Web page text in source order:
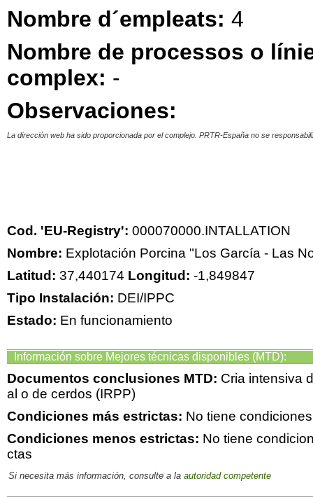
Nombre d´empleats: 4
Nombre de processos o
complex: -
Observaciones:
La dirección web ha sido proporcionada por el complejo. PRTR-España no se
Cod. 'EU-Registry': 000070000.INTALLATION
Nombre: Explotación Porcina "Los García - Las
Latitud: 37,440174 Longitud: -1,849847
Tipo Instalación: DEI/IPPC
Estado: En funcionamiento
Información sobre Mejores técnicas disponibles (MTD):
Documentos conclusiones MTD: Cria intensiva
al o de cerdos (IRPP)
Condiciones más estrictas: No tiene
Condiciones menos estrictas: No tiene
ctas
Si necesita más información, consulte a la autoridad competente